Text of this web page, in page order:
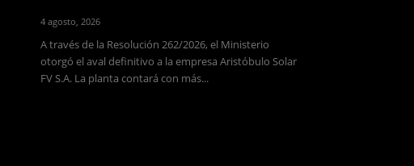
4 agosto, 2026
A través de la Resolución 262/2026, el Ministerio
otorgó el aval definitivo a la empresa Aristóbulo Solar
FV S.A. La planta contará con más...